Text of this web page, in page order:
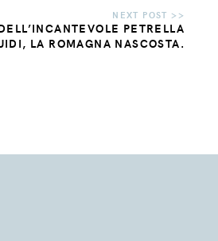
PETRELLA
LA ROMAGNA NASCOSTA.